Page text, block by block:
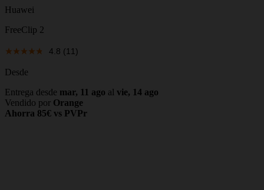
Huawei
FreeClip 2
4.8 (11)
Desde
Entrega desde mar, 11 ago al vie, 14 ago
Vendido por Orange
Ahorra 85€ vs PVPr